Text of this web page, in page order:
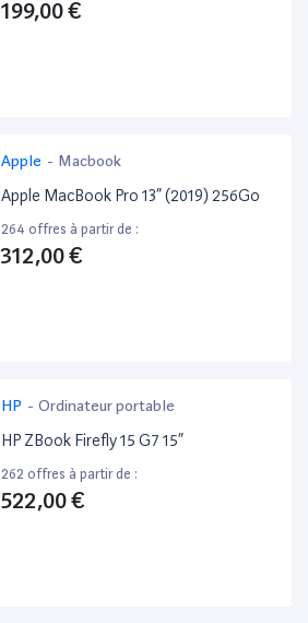
199,00 €
Apple - Macbook
Apple MacBook Pro 13” (2019) 256Go
264 offres à partir de :
312,00 €
HP - Ordinateur portable
HP ZBook Firefly 15 G7 15”
262 offres à partir de :
522,00 €